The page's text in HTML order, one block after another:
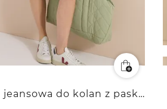
Spódnica jeansowa do kolan z paskiem